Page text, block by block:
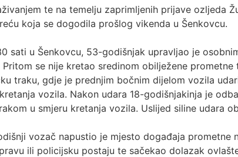
te na temelju zaprimljenih prijave ozljeda
koja se dogodila prošlog vikenda u Šenkovcu.
sati u Šenkovcu, 53-godišnjak upravljao je
Pritom se nije kretao sredinom obilježene
traku, gdje je prednjim bočnim dijelom vozila
vozila. Nakon udara 18-godišnjakinja je
u smjeru kretanja vozila. Uslijed siline udara
vozač napustio je mjesto događaja
ili policijsku postaju te sačekao dolazak